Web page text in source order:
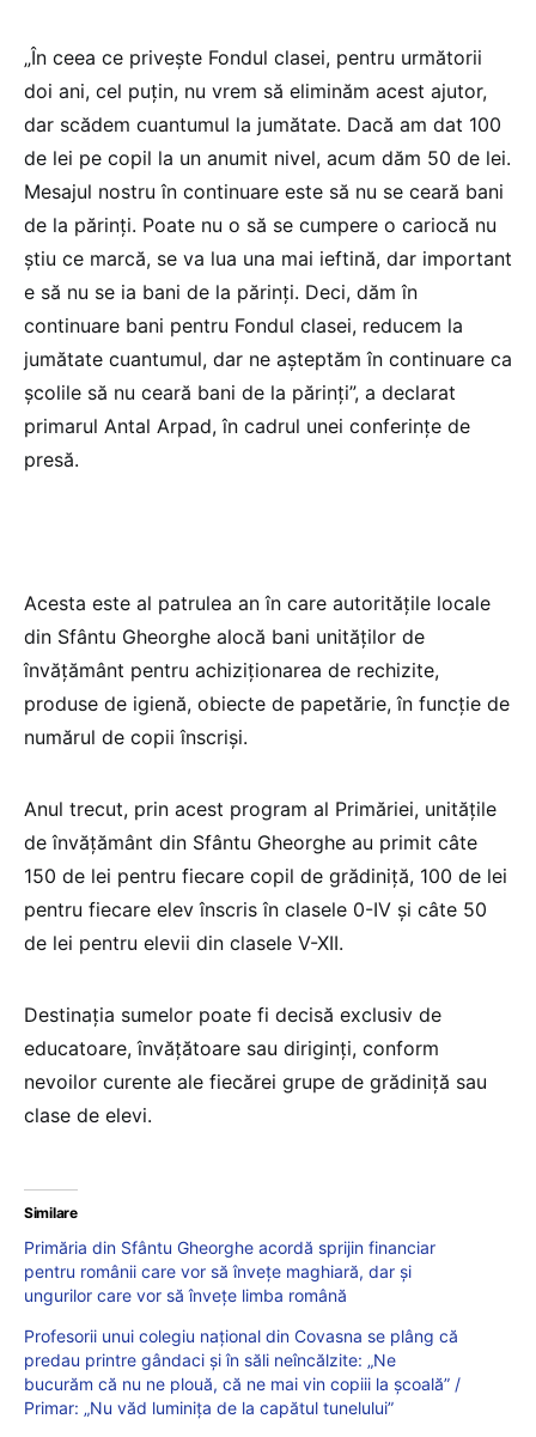
„În ceea ce priveşte Fondul clasei, pentru următorii
doi ani, cel puţin, nu vrem să eliminăm acest ajutor,
dar scădem cuantumul la jumătate. Dacă am dat 100
de lei pe copil la un anumit nivel, acum dăm 50 de lei.
Mesajul nostru în continuare este să nu se ceară bani
de la părinţi. Poate nu o să se cumpere o cariocă nu
ştiu ce marcă, se va lua una mai ieftină, dar important
e să nu se ia bani de la părinţi. Deci, dăm în
continuare bani pentru Fondul clasei, reducem la
jumătate cuantumul, dar ne aşteptăm în continuare ca
şcolile să nu ceară bani de la părinţi”, a declarat
primarul Antal Arpad, în cadrul unei conferinţe de
presă.
Acesta este al patrulea an în care autorităţile locale
din Sfântu Gheorghe alocă bani unităţilor de
învăţământ pentru achiziţionarea de rechizite,
produse de igienă, obiecte de papetărie, în funcţie de
numărul de copii înscrişi.
Anul trecut, prin acest program al Primăriei, unităţile
de învăţământ din Sfântu Gheorghe au primit câte
150 de lei pentru fiecare copil de grădiniţă, 100 de lei
pentru fiecare elev înscris în clasele 0-IV şi câte 50
de lei pentru elevii din clasele V-XII.
Destinaţia sumelor poate fi decisă exclusiv de
educatoare, învăţătoare sau diriginţi, conform
nevoilor curente ale fiecărei grupe de grădiniţă sau
clase de elevi.
Similare
Primăria din Sfântu Gheorghe acordă sprijin financiar
pentru românii care vor să învețe maghiară, dar și
ungurilor care vor să învețe limba română
Profesorii unui colegiu național din Covasna se plâng că
predau printre gândaci și în săli neîncălzite: „Ne
bucurăm că nu ne plouă, că ne mai vin copiii la școală” /
Primar: „Nu văd luminița de la capătul tunelului”